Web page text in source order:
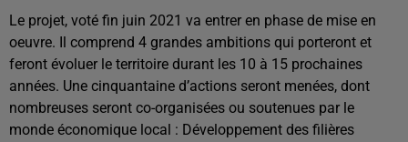
Le projet, voté fin juin 2021 va entrer en phase de mise en
oeuvre. Il comprend 4 grandes ambitions qui porteront et
feront évoluer le territoire durant les 10 à 15 prochaines
années. Une cinquantaine d’actions seront menées, dont
nombreuses seront co-organisées ou soutenues par le
monde économique local : Développement des filières